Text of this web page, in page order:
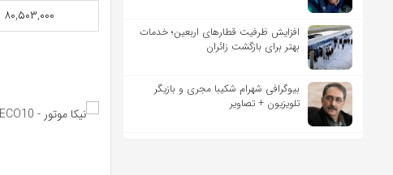
افزایش ظرفیت قطارهای اربعین؛ خدمات
بهتر برای بازگشت زائران
بیوگرافی شهرام شکیبا مجری و بازیگر
تلویزیون + تصاویر
۸۰,۵۰۳,۰۰۰